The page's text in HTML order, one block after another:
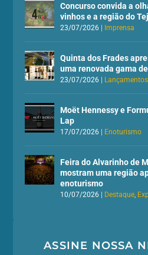
Concurso convida a
vinhos e a região do
23/07/2026 Imprensa
Quinta dos Frades
uma renovada gama
23/07/2026 Lançamentos
Moët Hennessy e
Lap
17/07/2026 Enoturismo
Feira do Alvarinho de
mostram uma região
enoturismo
10/07/2026 Destaque,
ASSINE NOSSA